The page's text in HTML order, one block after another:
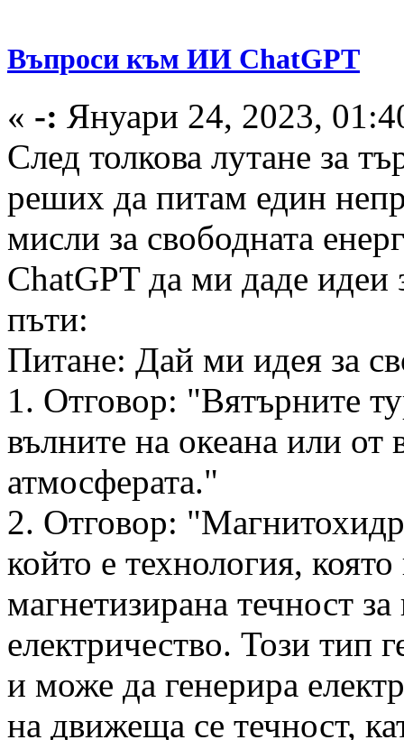
Въпроси към ИИ ChatGPT
« -: Януари 24, 2023,
След толкова лутане за
реших да питам един
мисли за свободната
ChatGPT да ми даде идеи
пъти:
Питане: Дай ми идея за
1. Отговор: "Вятърните
вълните на океана или от
атмосферата."
2. Отговор:
който е технология,
магнетизирана течност
електричество. Този тип
и може да генерира
на движеща се течност,